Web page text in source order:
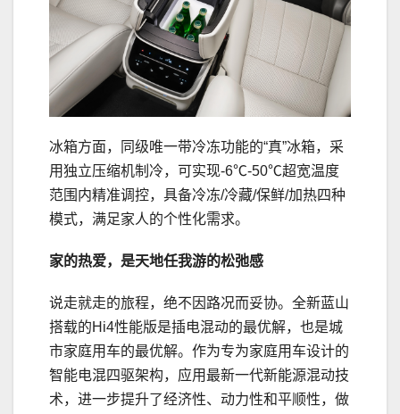
冰箱方面，同级唯一带冷冻功能的“真”冰箱，采
用独立压缩机制冷，可实现-6℃-50℃超宽温度
范围内精准调控，具备冷冻/冷藏/保鲜/加热四种
模式，满足家人的个性化需求。
家的热爱，是天地任我游的松弛感
说走就走的旅程，绝不因路况而妥协。全新蓝山
搭载的Hi4性能版是插电混动的最优解，也是城
市家庭用车的最优解。作为专为家庭用车设计的
智能电混四驱架构，应用最新一代新能源混动技
术，进一步提升了经济性、动力性和平顺性，做